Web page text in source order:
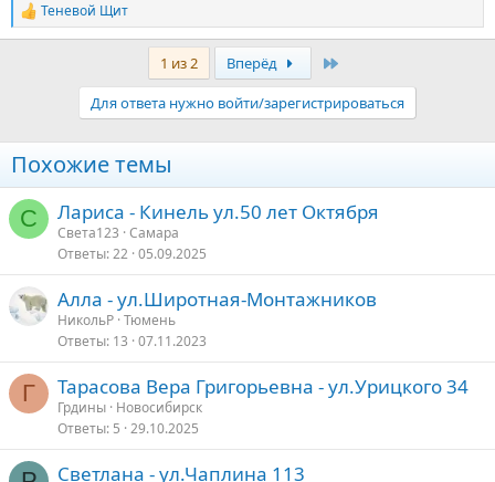
Р
е
:
Теневой Щит
1 из 2 Вперёд
Для ответа нужно войти/зарегистрироваться
Похожие темы
С Лариса - Кинель ул.50 лет Октября
Света123 Самара
Ответы 22 05.09.2025
Алла - ул.Широтная-Монтажников
НикольР Тюмень
Ответы 13 07.11.2023
Г Тарасова Вера Григорьевна - ул.Урицкого 34
Грдины Новосибирск
Ответы 5 29.10.2025
Светлана - ул.Чаплина 113